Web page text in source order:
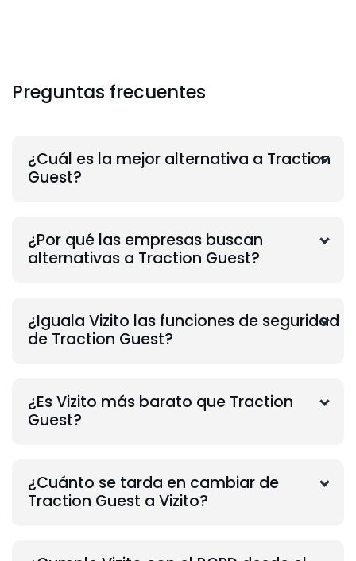
Preguntas frecuentes
¿Cuál es la mejor alternativa a Traction
Guest?
¿Por qué las empresas buscan
alternativas a Traction Guest?
¿Iguala Vizito las funciones de seguridad
de Traction Guest?
¿Es Vizito más barato que Traction
Guest?
¿Cuánto se tarda en cambiar de
Traction Guest a Vizito?